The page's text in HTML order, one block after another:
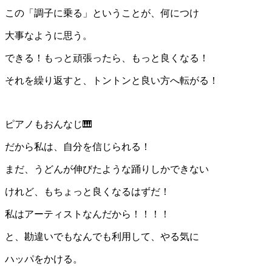
この「調子に乗る」ということが、何につけ
大事なように思う。
できる！もっと頑張ったら、もっと良くなる！
それを繰り返すと、トントンと良い方へ転がる！
ピアノもおんなじ🎹
だから私は、自分を信じられる！
まだ、うどんが伸びたような踊りしかできない
けれど、もちょっと良くなるはずだ！
私はアーティストなんだから！！！！
と、勘違いでもなんでも利用して、やる気に
ハッパをかける。